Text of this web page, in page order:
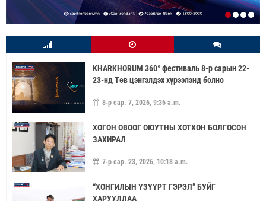
KHARKHORUM 360° фестиваль 8-р сарын 22-
23-нд Төв цэнгэлдэх хүрээлэнд болно
8-р сар. 7, 2026, 9:36 a.m.
ХОГОН ОВООГ ОЮУТНЫ ХОТХОН БОЛГОСОН
ЗАХИРАЛ
7-р сар. 23, 2026, 10:18 a.m.
“ХОНГИЛЫН ҮЗҮҮРТ ГЭРЭЛ” БУЙГ
ХАРУУЛЛАА